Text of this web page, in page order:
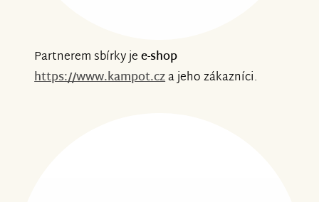
Partnerem sbírky jee-shop
https://www.kampot.cza jeho zákazníci.